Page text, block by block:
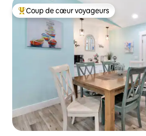
Coups de cœur voyageurs les plus
Coup de cœur voyageurs